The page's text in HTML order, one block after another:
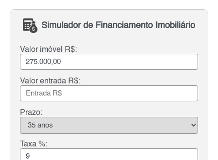
Simulador de Financiamento Imobiliário
Valor imóvel R$:
Valor entrada R$:
Prazo:
Taxa %: